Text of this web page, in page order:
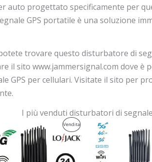
auto progettato specificamente per
GPS portatile è una soluzione
trovare questo disturbatore di
il sito www.jammersignal.com dove
GPS per cellulari. Visitate il sito per
I più venduti disturbatori di segnale
VenditaProdotto
In
prezzo
originale
era:
$1,599.00.
prezzo
attuale
è:
$829.88.
prezzo
originale
$1,539.00.
prezzo
attuale
è: